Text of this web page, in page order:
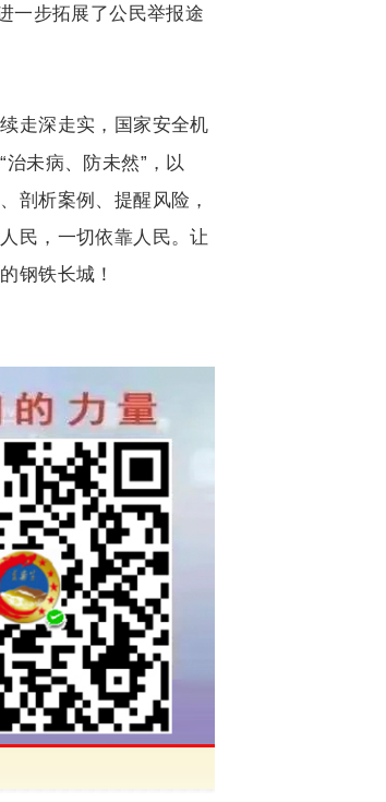
一步拓展了公民举报途
走深走实，国家安全机
未病、防未然”，以
剖析案例、提醒风险，
民，一切依靠人民。让
钢铁长城！